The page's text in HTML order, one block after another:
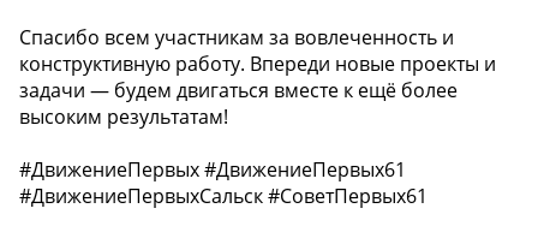
Спасибо всем участникам за вовлеченность и
конструктивную работу. Впереди новые проекты и
задачи — будем двигаться вместе к ещё более
высоким результатам!
#ДвижениеПервых #ДвижениеПервых61
#ДвижениеПервыхСальск #СоветПервых61